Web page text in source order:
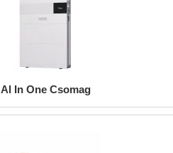
Al In One Csomag